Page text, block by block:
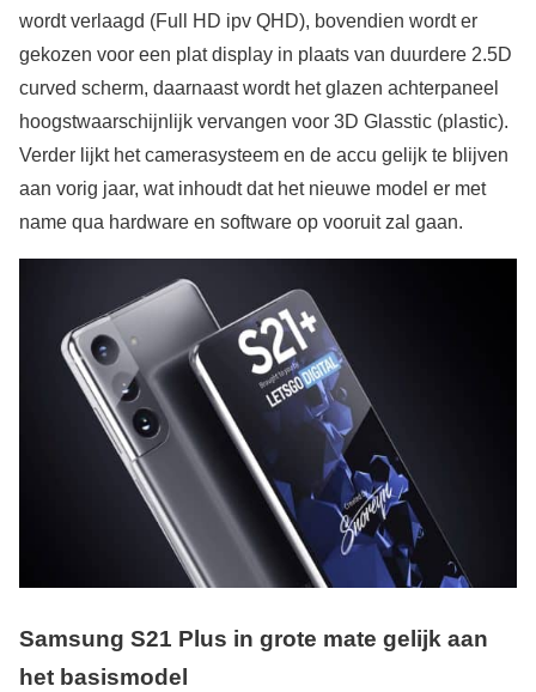
wordt verlaagd (Full HD ipv QHD), bovendien wordt er
gekozen voor een plat display in plaats van duurdere 2.5D
curved scherm, daarnaast wordt het glazen achterpaneel
hoogstwaarschijnlijk vervangen voor 3D Glasstic (plastic).
Verder lijkt het camerasysteem en de accu gelijk te blijven
aan vorig jaar, wat inhoudt dat het nieuwe model er met
name qua hardware en software op vooruit zal gaan.
Samsung S21 Plus in grote mate gelijk aan
het basismodel